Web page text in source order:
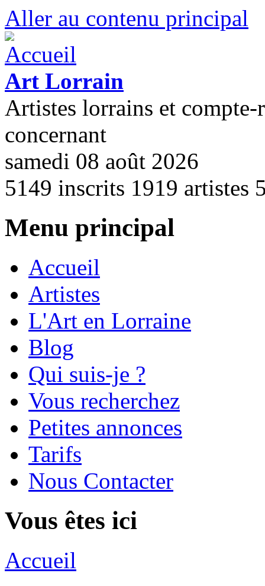
Aller au contenu principal
Art Lorrain
Artistes lorrains et compte-
concernant
samedi 08 août 2026
5149 inscrits 1919 artistes
Menu principal
Accueil
Artistes
L'Art en Lorraine
Blog
Qui suis-je ?
Vous recherchez
Petites annonces
Tarifs
Nous Contacter
Vous êtes ici
Accueil